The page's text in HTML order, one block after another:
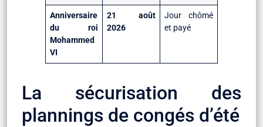
Anniversaire
du roi
Mohammed
VI
21 août
2026
Jour chômé
et payé
La sécurisation des
plannings de congés d’été